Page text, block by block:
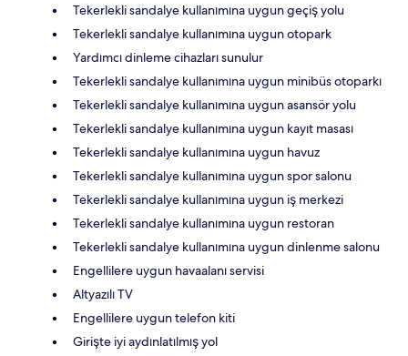
Tekerlekli sandalye kullanımına uygun geçiş yolu
Tekerlekli sandalye kullanımına uygun otopark
Yardımcı dinleme cihazları sunulur
Tekerlekli sandalye kullanımına uygun minibüs otoparkı
Tekerlekli sandalye kullanımına uygun asansör yolu
Tekerlekli sandalye kullanımına uygun kayıt masası
Tekerlekli sandalye kullanımına uygun havuz
Tekerlekli sandalye kullanımına uygun spor salonu
Tekerlekli sandalye kullanımına uygun iş merkezi
Tekerlekli sandalye kullanımına uygun restoran
Tekerlekli sandalye kullanımına uygun dinlenme salonu
Engellilere uygun havaalanı servisi
Altyazılı TV
Engellilere uygun telefon kiti
Girişte iyi aydınlatılmış yol